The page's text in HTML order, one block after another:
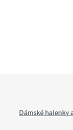
Dámské halenky